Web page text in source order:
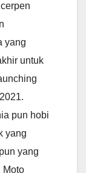
yang
untuk
pun hobi
yang
yang
Moto